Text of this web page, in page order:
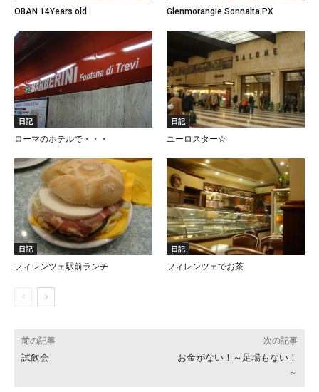
OBAN 14Years old
Glenmorangie Sonnalta PX
日記
ローマのホテルで・・・
日記
ユーロスター☆
日記
フィレンツェ駅前ランチ
日記
フィレンツェでお茶
前の記事
試飲会
次の記事
お金がない！～足場もない！
～